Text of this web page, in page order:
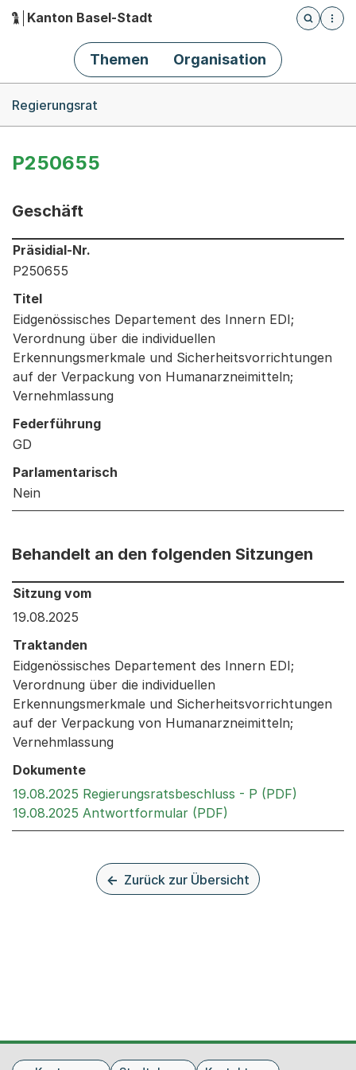
Hauptnavigation
Kanton Basel-Stadt
Öffnet
Themen Organisation
Regierungsrat
P250655
Geschäft
Informationen zum Ausgewählten Geschäft
Präsidial-Nr.
P250655
Titel
Eidgenössisches Departement des Innern EDI;
Verordnung über die individuellen
Erkennungsmerkmale und Sicherheitsvorrichtungen
auf der Verpackung von Humanarzneimitteln;
Vernehmlassung
Federführung
GD
Parlamentarisch
Nein
Behandelt an den folgenden Sitzungen
Behandelt an den folgenden Sitzungen: Informationen
Sitzung vom
19.08.2025
Traktanden
Eidgenössisches Departement des Innern EDI;
Verordnung über die individuellen
Erkennungsmerkmale und Sicherheitsvorrichtungen
auf der Verpackung von Humanarzneimitteln;
Vernehmlassung
Dokumente
19.08.2025 Regierungsratsbeschluss - P (PDF)
19.08.2025 Antwortformular (PDF)
Zurück zur Übersicht